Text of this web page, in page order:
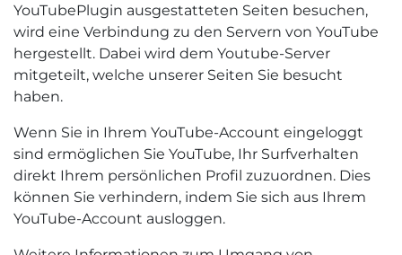
YouTubePlugin ausgestatteten Seiten besuchen,
wird eine Verbindung zu den Servern von YouTube
hergestellt. Dabei wird dem Youtube-Server
mitgeteilt, welche unserer Seiten Sie besucht
haben.
Wenn Sie in Ihrem YouTube-Account eingeloggt
sind ermöglichen Sie YouTube, Ihr Surfverhalten
direkt Ihrem persönlichen Profil zuzuordnen. Dies
können Sie verhindern, indem Sie sich aus Ihrem
YouTube-Account ausloggen.